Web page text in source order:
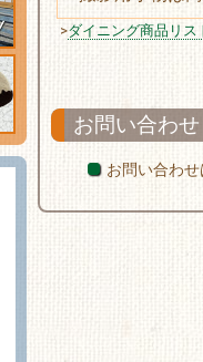
>ダイニング商品リス
お問い合わせ
お問い合わせ